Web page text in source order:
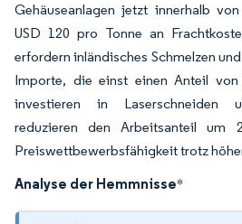
Gehäuseanlagen jetzt innerhalb
USD 120 pro Tonne an
erfordern inländisches Schmelzen
Importe, die einst einen Anteil
investieren in Laserschneiden
reduzieren den Arbeitsanteil um
Preiswettbewerbsfähigkeit trotz
Analyse der Hemmnisse*